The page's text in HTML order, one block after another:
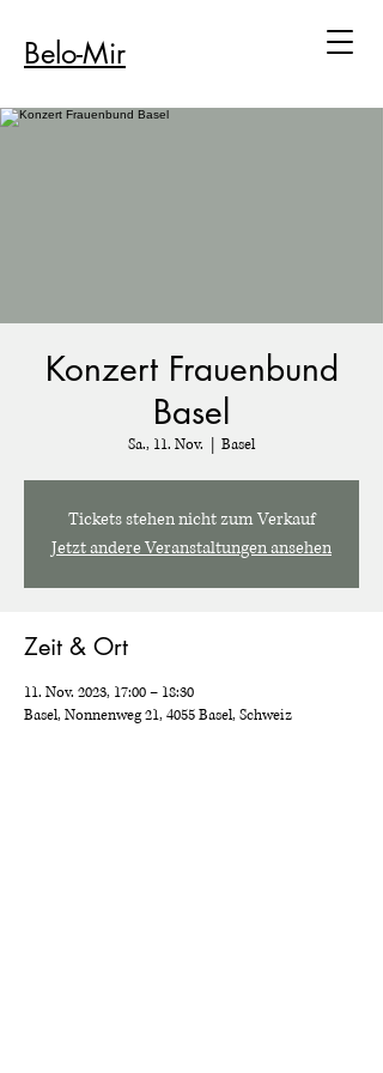
Belo-Mir
Konzert Frauenbund
Basel
Sa., 11. Nov. Basel
Tickets stehen nicht zum Verkauf
Jetzt andere Veranstaltungen ansehen
Zeit & Ort
11. Nov. 2023, 17:00 – 18:30
Basel, Nonnenweg 21, 4055 Basel, Schweiz